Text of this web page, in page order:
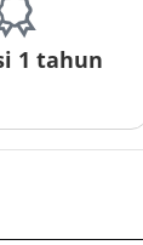
1 tahun